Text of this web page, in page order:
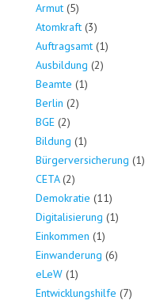
Armut (5)
Atomkraft (3)
Auftragsamt (1)
Ausbildung (2)
Beamte (1)
Berlin (2)
BGE (2)
Bildung (1)
Bürgerversicherung (1)
CETA(2)
Demokratie (11)
Digitalisierung (1)
Einkommen (1)
Einwanderung (6)
eLeW (1)
Entwicklungshilfe (7)